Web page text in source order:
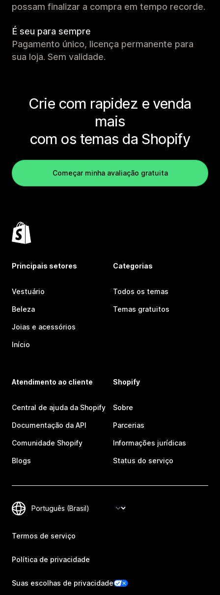
possam finalizar a compra em tempo recorde.
É seu para sempre
Pagamento único, licença permanente para
sua loja. Sem validade.
Crie com rapidez e venda
mais
com os temas da Shopify
Começar minha avaliação gratuita
Principais setores
Vestuário
Beleza
Joias e acessórios
Início
Categorias
Todos os temas
Temas gratuitos
Atendimento ao cliente
Central de ajuda da Shopify
Documentação da API
Comunidade Shopify
Blogs
Shopify
Sobre
Parcerias
Informações jurídicas
Status do serviço
Termos de serviço
Política de privacidade
Suas escolhas de privacidade